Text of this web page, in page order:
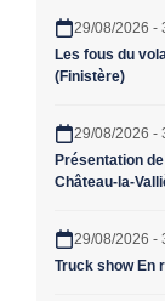
29/08/2026 -
Les fous du
(Finistère)
29/08/2026 -
Présentation
Château-la-
29/08/2026 -
Truck show En